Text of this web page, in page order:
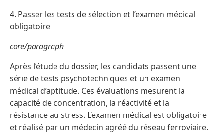
4. Passer les tests de sélection et l’examen médical
obligatoire
core/paragraph
Après l’étude du dossier, les candidats passent une
série de tests psychotechniques et un examen
médical d’aptitude. Ces évaluations mesurent la
capacité de concentration, la réactivité et la
résistance au stress. L’examen médical est obligatoire
et réalisé par un médecin agréé du réseau ferroviaire.